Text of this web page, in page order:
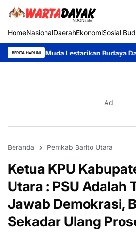
HomeNasionalDaerahEkonomiSosial
BERITA HARI INI
Lestarikan Budaya Dayak Sambangi
Ad
Beranda Pemkab Barito Utara
Ketua KPU
Utara : PSU Adalah
Jawab Demokrasi,
Sekadar Ulang